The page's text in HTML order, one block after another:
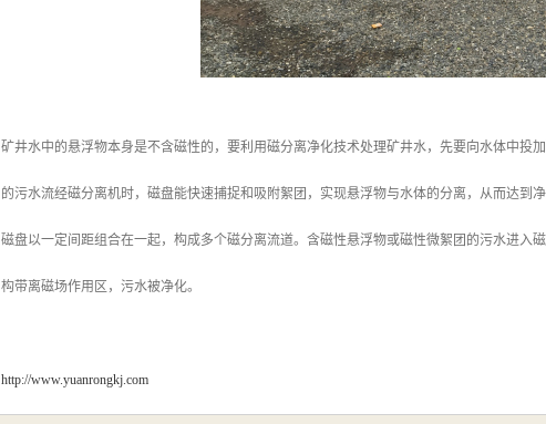
矿井水中的悬浮物本身是不含磁性的，要利用磁分离净化技术处理矿井水，先要向水体中投
的污水流经磁分离机时，磁盘能快速捕捉和吸附絮团，实现悬浮物与水体的分离，从而达到净
磁盘以一定间距组合在一起，构成多个磁分离流道。含磁性悬浮物或磁性微絮团的污水进
构带离磁场作用区，污水被净化。
http://www.yuanrongkj.com